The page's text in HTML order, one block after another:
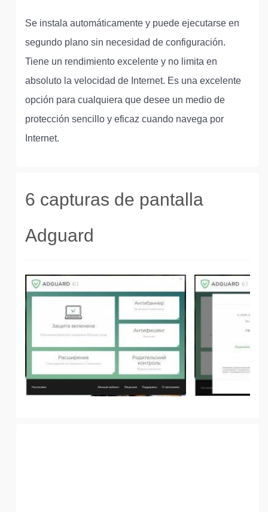
Se instala automáticamente y puede ejecutarse en
segundo plano sin necesidad de configuración.
Tiene un rendimiento excelente y no limita en
absoluto la velocidad de Internet. Es una excelente
opción para cualquiera que desee un medio de
protección sencillo y eficaz cuando navega por
Internet.
6 capturas de pantalla
Adguard